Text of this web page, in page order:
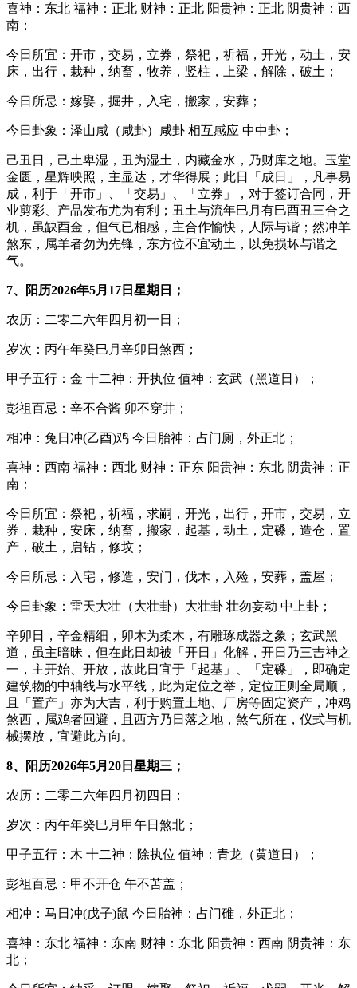
喜神：东北 福神：正北 财神：正北 阳贵神：正北 阴贵神：西
南；
今日所宜：开市，交易，立券，祭祀，祈福，开光，动土，安
床，出行，栽种，纳畜，牧养，竖柱，上梁，解除，破土；
今日所忌：嫁娶，掘井，入宅，搬家，安葬；
今日卦象：泽山咸（咸卦）咸卦 相互感应 中中卦；
己丑日，己土卑湿，丑为湿土，内藏金水，乃财库之地。玉堂
金匮，星辉映照，主显达，才华得展；此日「成日」，凡事易
成，利于「开市」、「交易」、「立券」，对于签订合同，开
业剪彩、产品发布尤为有利；丑土与流年巳月有巳酉丑三合之
机，虽缺酉金，但气已相感，主合作愉快，人际与谐；然冲羊
煞东，属羊者勿为先锋，东方位不宜动土，以免损坏与谐之
气。
7、阳历2026年5月17日星期日；
农历：二零二六年四月初一日；
岁次：丙午年癸巳月辛卯日煞西；
甲子五行：金 十二神：开执位 值神：玄武（黑道日）；
彭祖百忌：辛不合酱 卯不穿井；
相冲：兔日冲(乙酉)鸡 今日胎神：占门厕，外正北；
喜神：西南 福神：西北 财神：正东 阳贵神：东北 阴贵神：正
南；
今日所宜：祭祀，祈福，求嗣，开光，出行，开市，交易，立
券，栽种，安床，纳畜，搬家，起基，动土，定磉，造仓，置
产，破土，启钻，修坟；
今日所忌：入宅，修造，安门，伐木，入殓，安葬，盖屋；
今日卦象：雷天大壮（大壮卦）大壮卦 壮勿妄动 中上卦；
辛卯日，辛金精细，卯木为柔木，有雕琢成器之象；玄武黑
道，虽主暗昧，但在此日却被「开日」化解，开日乃三吉神之
一，主开始、开放，故此日宜于「起基」、「定磉」，即确定
建筑物的中轴线与水平线，此为定位之举，定位正则全局顺，
且「置产」亦为大吉，利于购置土地、厂房等固定资产，冲鸡
煞西，属鸡者回避，且西方乃日落之地，煞气所在，仪式与机
械摆放，宜避此方向。
8、阳历2026年5月20日星期三；
农历：二零二六年四月初四日；
岁次：丙午年癸巳月甲午日煞北；
甲子五行：木 十二神：除执位 值神：青龙（黄道日）；
彭祖百忌：甲不开仓 午不苫盖；
相冲：马日冲(戊子)鼠 今日胎神：占门碓，外正北；
喜神：东北 福神：东南 财神：东北 阳贵神：西南 阴贵神：东
北；